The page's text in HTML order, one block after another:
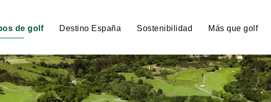
de golf Destino España Sostenibilidad Más que golf